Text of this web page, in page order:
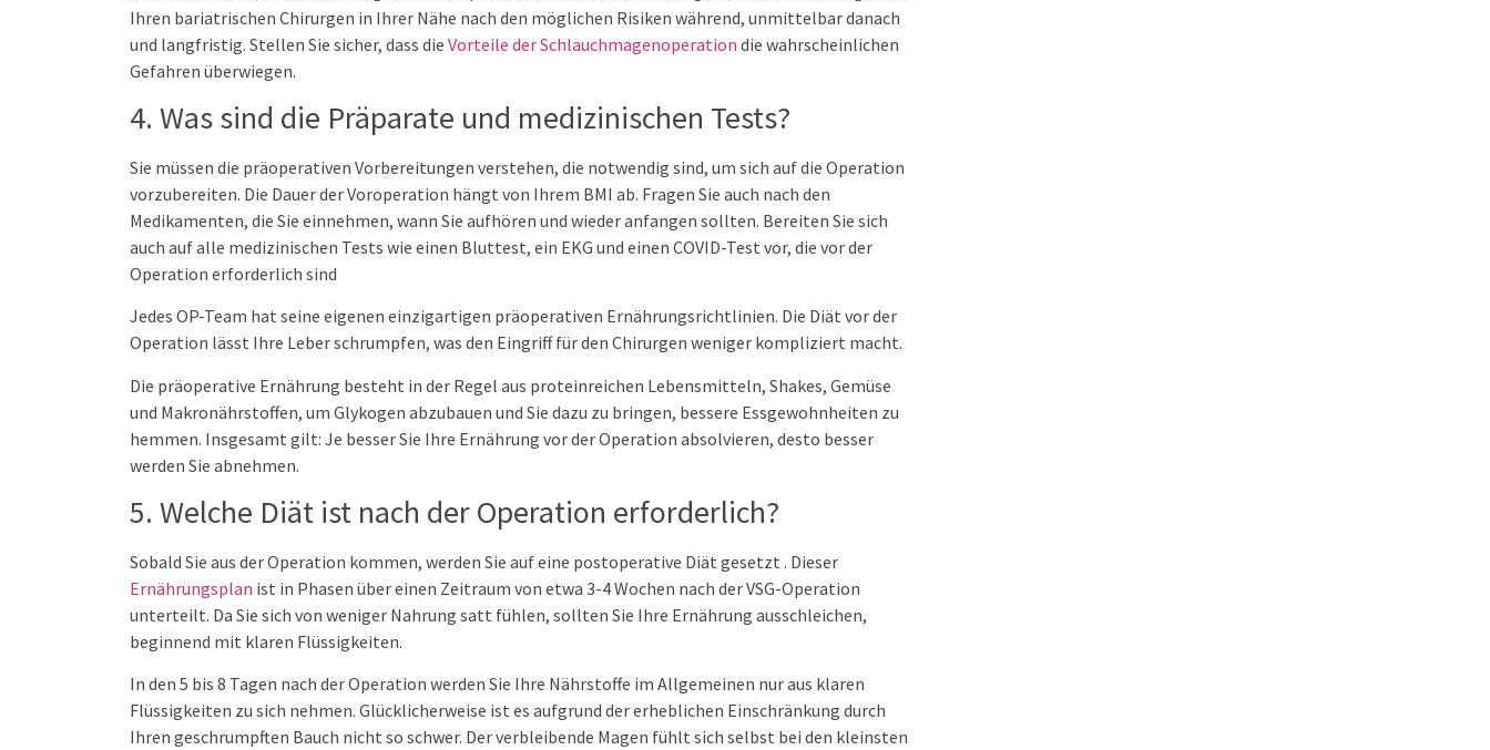
Ihren bariatrischen Chirurgen in Ihrer Nähe nach den möglichen Risiken während, unmittelbar danach
und langfristig. Stellen Sie sicher, dass die Vorteile der Schlauchmagenoperation die wahrscheinlichen
Gefahren überwiegen.
4. Was sind die Präparate und medizinischen Tests?
Sie müssen die präoperativen Vorbereitungen verstehen, die notwendig sind, um sich auf die Operation
vorzubereiten. Die Dauer der Voroperation hängt von Ihrem BMI ab. Fragen Sie auch nach den
Medikamenten, die Sie einnehmen, wann Sie aufhören und wieder anfangen sollten. Bereiten Sie sich
auch auf alle medizinischen Tests wie einen Bluttest, ein EKG und einen COVID-Test vor, die vor der
Operation erforderlich sind
Jedes OP-Team hat seine eigenen einzigartigen präoperativen Ernährungsrichtlinien. Die Diät vor der
Operation lässt Ihre Leber schrumpfen, was den Eingriff für den Chirurgen weniger kompliziert macht.
Die präoperative Ernährung besteht in der Regel aus proteinreichen Lebensmitteln, Shakes, Gemüse
und Makronährstoffen, um Glykogen abzubauen und Sie dazu zu bringen, bessere Essgewohnheiten zu
hemmen. Insgesamt gilt: Je besser Sie Ihre Ernährung vor der Operation absolvieren, desto besser
werden Sie abnehmen.
5. Welche Diät ist nach der Operation erforderlich?
Sobald Sie aus der Operation kommen, werden Sie auf eine postoperative Diät gesetzt . Dieser
Ernährungsplan ist in Phasen über einen Zeitraum von etwa 3-4 Wochen nach der VSG-Operation
unterteilt. Da Sie sich von weniger Nahrung satt fühlen, sollten Sie Ihre Ernährung ausschleichen,
beginnend mit klaren Flüssigkeiten.
In den 5 bis 8 Tagen nach der Operation werden Sie Ihre Nährstoffe im Allgemeinen nur aus klaren
Flüssigkeiten zu sich nehmen. Glücklicherweise ist es aufgrund der erheblichen Einschränkung durch
Ihren geschrumpften Bauch nicht so schwer. Der verbleibende Magen fühlt sich selbst bei den kleinsten